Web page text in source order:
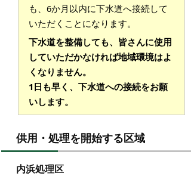
も、6か月以内に下水道へ接続して
いただくことになります。
下水道を整備しても、皆さんに使用
していただかなければ地域環境はよ
くなりません。
1日も早く、下水道への接続をお願
いします。
供用・処理を開始する区域
内浜処理区